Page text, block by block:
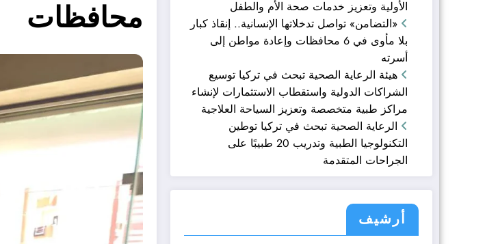
الأولية وتعزيز خدمات صحة الأم والطفل
«التضامن» تواصل تدخلاتها الإنسانية.. إنقاذ كبار
بلا مأوى في 6 محافظات وإعادة مواطن إلى
أسرته
هيئة الرعاية الصحية تبحث في تركيا توسيع
الشراكات الدولية واستقطاب الاستثمارات لإنشاء
مراكز طبية متخصصة وتعزيز السياحة العلاجية
الرعاية الصحية تبحث في تركيا توطين
التكنولوجيا الطبية وتدريب 20 طبيبًا على
الجراحات المتقدمة
أرشيف
محافظات